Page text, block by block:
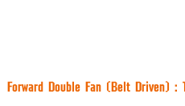
Forward Double Fan (Belt Driven) :